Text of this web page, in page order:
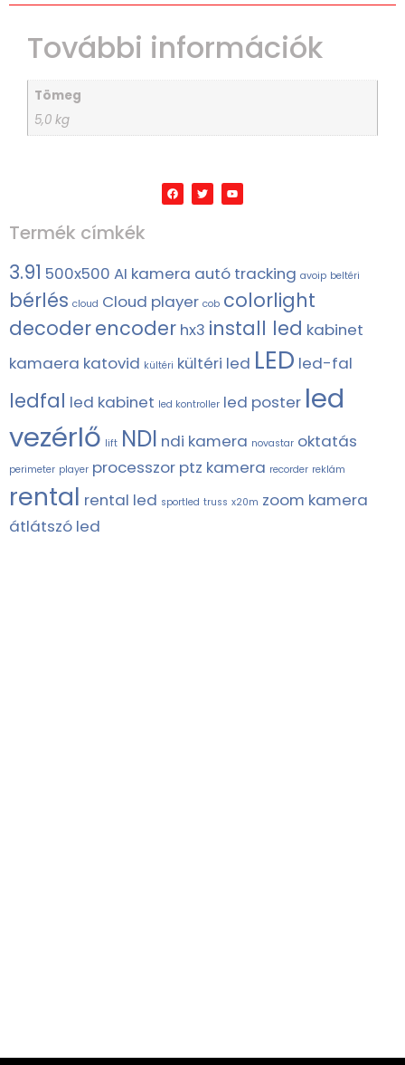
További információk
Tömeg
5,0 kg
Termék címkék
3.91 500x500 AI kamera autó tracking avoip beltéri
bérlés cloud Cloud player cob colorlight
decoderencoder hx3 install led kabinet
kamaera katovid kültéri kültéri led LED led-fal
ledfal led kabinet led kontroller led poster led
vezérlő lift NDI ndi kamera novastar oktatás
perimeter player processzor ptz kamera recorder reklám
rental rental led sportled truss x20m zoom kamera
átlátszó led